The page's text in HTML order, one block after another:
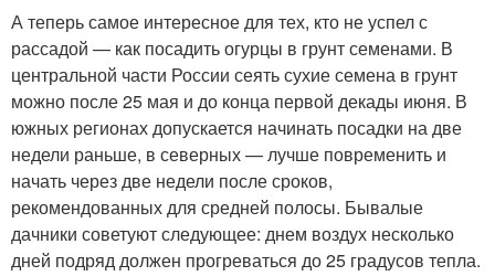
А теперь самое интересное для тех, кто не успел с
рассадой — как посадить огурцы в грунт семенами. В
центральной части России сеять сухие семена в грунт
можно после 25 мая и до конца первой декады июня. В
южных регионах допускается начинать посадки на две
недели раньше, в северных — лучше повременить и
начать через две недели после сроков,
рекомендованных для средней полосы. Бывалые
дачники советуют следующее: днем воздух несколько
дней подряд должен прогреваться до 25 градусов тепла.